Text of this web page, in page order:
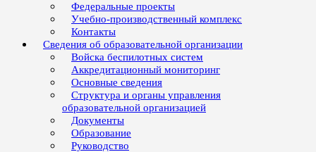
Федеральные проекты
Учебно-производственный комплекс
Контакты
Сведения об образовательной организации
Войска беспилотных систем
Аккредитационный мониторинг
Основные сведения
Структура и органы управления
образовательной организацией
Документы
Образование
Руководство